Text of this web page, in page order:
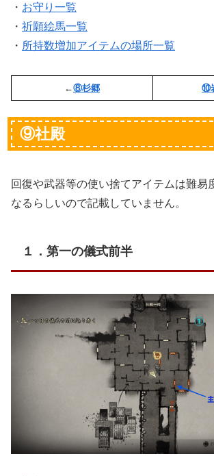
・ お守り一覧
・ 祈願絵馬一覧
・ 所持数増加アイテムの場所一覧
←⑧杉郷 ⑩
⑨社殿
回復や武器等の使い捨てアイテムは難易
なるらしいので記載していません。
１．第一の儀式前半